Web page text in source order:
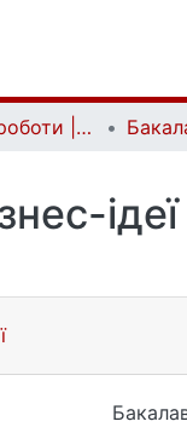
Кваліфікаційні роботи | Qualifying works